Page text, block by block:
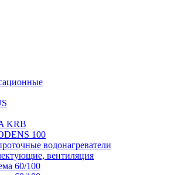
KRB
100
водонагреватели
вентиляция
60/100